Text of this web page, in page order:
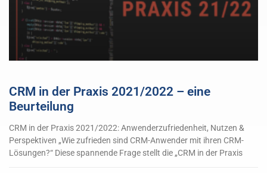
CRM in der Praxis 2021/2022 – eine
Beurteilung
CRM in der Praxis 2021/2022: Anwenderzufriedenheit, Nutzen &
Perspektiven „Wie zufrieden sind CRM-Anwender mit ihren CRM-
Lösungen?“ Diese spannende Frage stellt die „CRM in der Praxis